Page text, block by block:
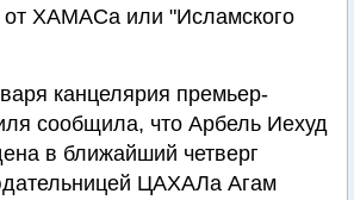
от ХАМАСа или "Исламского
канцелярия премьер-
сообщила, что Арбель Иехуд
в ближайший четверг
ЦАХАЛа Агам